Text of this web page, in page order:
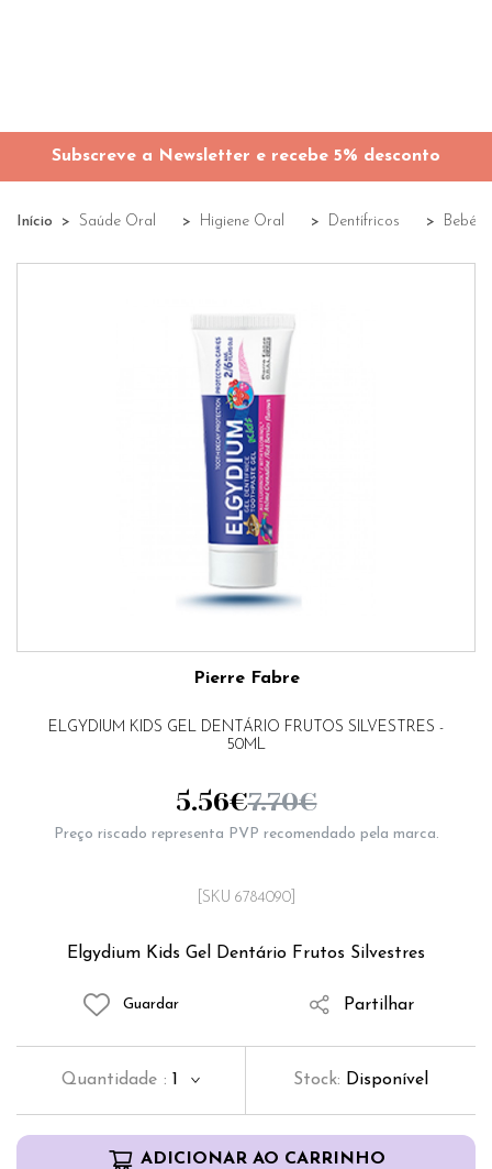
Subscreve a Newsletter e recebe 5% desconto
Início Saúde Oral Higiene Oral Dentífricos Bebé
Pierre Fabre
ELGYDIUM KIDS GEL DENTÁRIO FRUTOS SILVESTRES -
50ML
Elgydium Kids Gel Dentário Frutos Silvestres
[SKU 6784090]
5.56€7.70€
Preço riscado representa PVP recomendado pela marca.
Guardar Partilhar
Quantidade : 1 Stock: Disponível
ADICIONAR AO CARRINHO